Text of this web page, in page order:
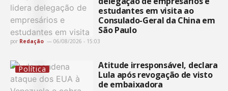
estudantes em visita ao
Consulado-Geral da China em
São Paulo
por Redação 06/08/2026 - 15:03
Política
Atitude irresponsável, declara
Lula após revogação de visto
de embaixadora